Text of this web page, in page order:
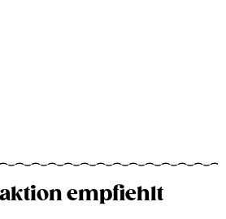
empfiehlt